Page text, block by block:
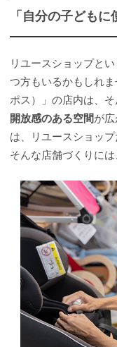
「自分の子ども
リユースショップと
つ方もいるかもしれ
ポス）」の店内は、そ
開放感のある空間が
は、リユースショッ
そんな店舗づくりに